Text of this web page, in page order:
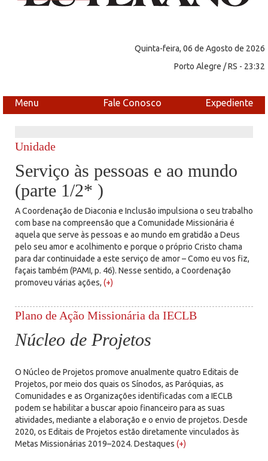
Quinta-feira, 06 de Agosto de 2026
Porto Alegre / RS - 23:32
Menu Fale Conosco Expediente
Unidade
Serviço às pessoas e ao mundo
(parte 1/2* )
A Coordenação de Diaconia e Inclusão impulsiona o seu trabalho
com base na compreensão que a Comunidade Missionária é
aquela que serve às pessoas e ao mundo em gratidão a Deus
pelo seu amor e acolhimento e porque o próprio Cristo chama
para dar continuidade a este serviço de amor – Como eu vos fiz,
façais também (PAMI, p. 46). Nesse sentido, a Coordenação
promoveu várias ações, (+)
Plano de Ação Missionária da IECLB
Núcleo de Projetos
O Núcleo de Projetos promove anualmente quatro Editais de
Projetos, por meio dos quais os Sínodos, as Paróquias, as
Comunidades e as Organizações identificadas com a IECLB
podem se habilitar a buscar apoio financeiro para as suas
atividades, mediante a elaboração e o envio de projetos. Desde
2020, os Editais de Projetos estão diretamente vinculados às
Metas Missionárias 2019–2024. Destaques (+)